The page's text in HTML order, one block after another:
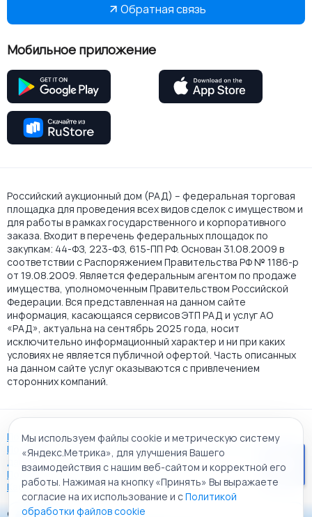
Обратная связь
Мобильное приложение
Российский аукционный дом (РАД) – федеральная торговая
площадка для проведения всех видов сделок с имуществом и
для работы в рамках государственного и корпоративного
заказа. Входит в перечень федеральных площадок по
закупкам: 44-ФЗ, 223-ФЗ, 615-ПП РФ. Основан 31.08.2009 в
соответствии с Распоряжением Правительства РФ № 1186-р
от 19.08.2009. Является федеральным агентом по продаже
имущества, уполномоченным Правительством Российской
Федерации. Вся представленная на данном сайте
информация, касающаяся сервисов ЭТП РАД и услуг АО
«РАД», актуальна на сентябрь 2025 года, носит
исключительно информационный характер и ни при каких
условиях не является публичной офертой. Часть описанных
на данном сайте услуг оказываются с привлечением
сторонних компаний.
Пользовательское соглашение
Политика АО "РАД" в отношении обработки персональных
данных
Политика обработки файлов cookie
Карта сайта
Мы используем файлы cookie и метрическую систему
«Яндекс.Метрика», для улучшения Вашего
взаимодействия с нашим веб-сайтом и корректной его
работы. Нажимая на кнопку «Принять» Вы выражаете
согласие на их использование и сПолитикой
обработки файлов cookie